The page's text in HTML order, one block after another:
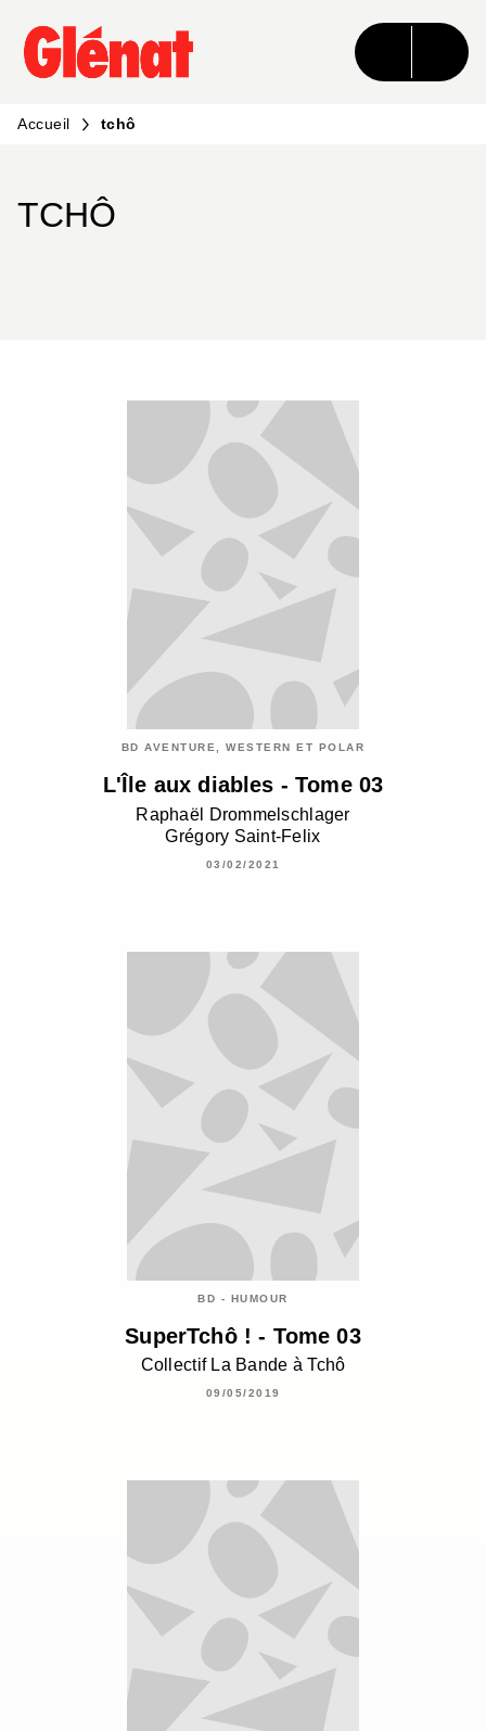
MENU RECHERCHE CONTENU
PIED DE PAGE
Accueil tchô
TCHÔ
BD AVENTURE, WESTERN ET POLAR
L'Île aux diables - Tome 03
Raphaël Drommelschlager
Grégory Saint-Felix
03/02/2021
BD - HUMOUR
SuperTchô ! - Tome 03
Collectif La Bande à Tchô
09/05/2019